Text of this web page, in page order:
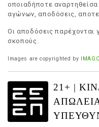
οποιαδήποτε
αγώνων, αποδόσεις,
Οι αποδόσεις παρέχονται
σκοπούς.
Images are copyrighted by IMAGO
21+ |